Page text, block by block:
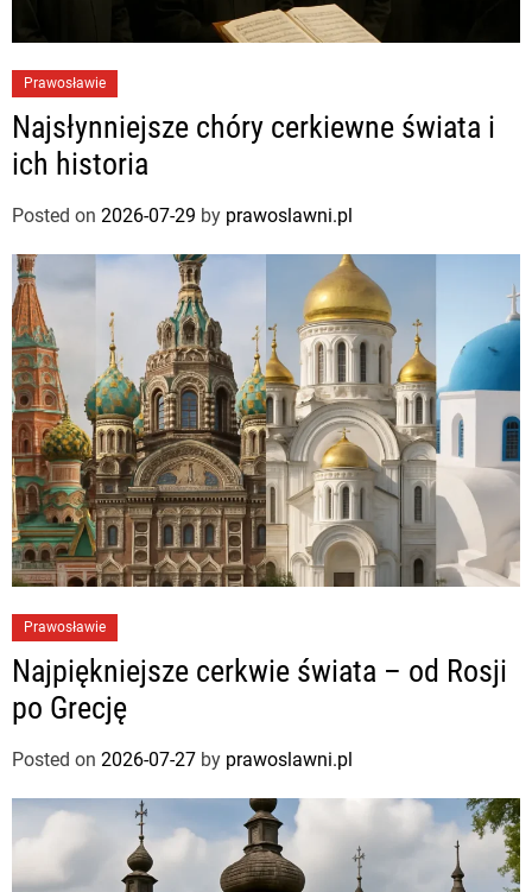
Prawosławie
Najsłynniejsze chóry cerkiewne świata i
ich historia
Posted on 2026-07-29 by prawoslawni.pl
Prawosławie
Najpiękniejsze cerkwie świata – od Rosji
po Grecję
Posted on 2026-07-27 by prawoslawni.pl